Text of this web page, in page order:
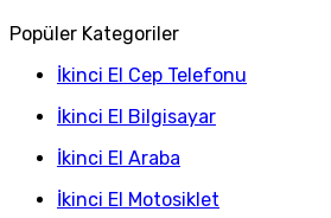
Popüler Kategoriler
İkinci El Cep Telefonu
İkinci El Bilgisayar
İkinci El Araba
İkinci El Motosiklet